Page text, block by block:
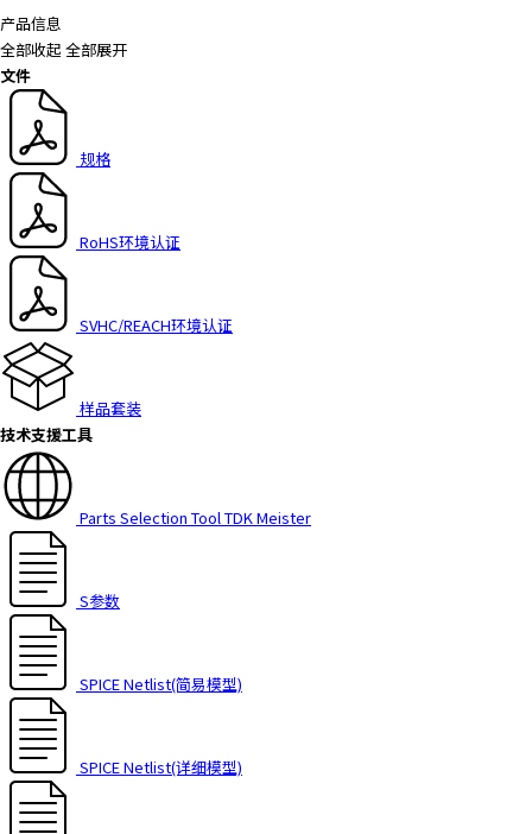
产品信息
全部收起 全部展开
文件
规格
RoHS环境认证
SVHC/REACH环境认证
样品套装
技术支援工具
Parts Selection Tool TDK Meister
S参数
SPICE Netlist(简易模型)
SPICE Netlist(详细模型)